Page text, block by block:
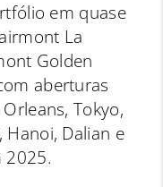
em quase
La
Golden
aberturas
Tokyo,
Hanoi, Dalian e
2025.